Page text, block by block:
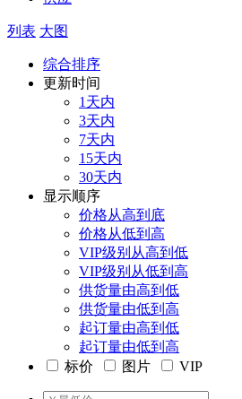
列表 大图
综合排序
更新时间
1天内
3天内
7天内
15天内
30天内
显示顺序
价格从高到底
价格从低到高
VIP级别从高到低
VIP级别从低到高
供货量由高到低
供货量由低到高
起订量由高到低
起订量由低到高
标价
图片 VIP